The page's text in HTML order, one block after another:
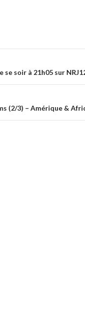
se soir à 21h05 sur
(2/3) – Amérique &